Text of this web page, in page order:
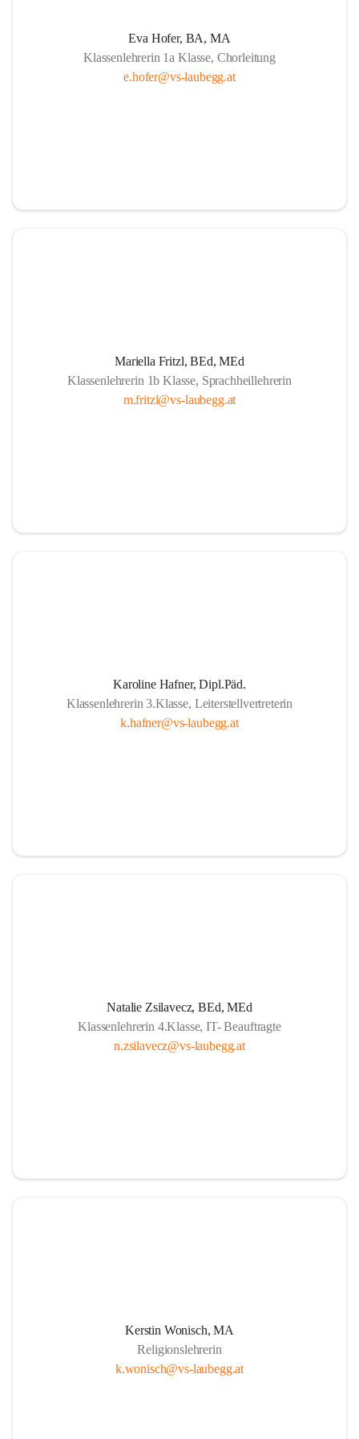
Eva Hofer, BA, MA
Klassenlehrerin 1a Klasse, Chorleitung
e.hofer@vs-laubegg.at
Mariella Fritzl, BEd, MEd
Klassenlehrerin 1b Klasse, Sprachheillehrerin
m.fritzl@vs-laubegg.at
Karoline Hafner, Dipl.Päd.
Klassenlehrerin 3.Klasse, Leiterstellvertreterin
k.hafner@vs-laubegg.at
Natalie Zsilavecz, BEd, MEd
Klassenlehrerin 4.Klasse, IT- Beauftragte
n.zsilavecz@vs-laubegg.at
Kerstin Wonisch, MA
Religionslehrerin
k.wonisch@vs-laubegg.at